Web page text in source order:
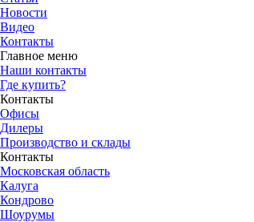
Новости
Видео
Контакты
Главное меню
Наши контакты
Где купить?
Контакты
Офисы
Дилеры
Производство и склады
Контакты
Московская область
Калуга
Кондрово
Шоурумы